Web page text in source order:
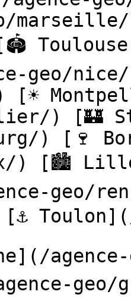
geo/
[☀️
) [🏰
) [🍷
) [🏙️
geo/